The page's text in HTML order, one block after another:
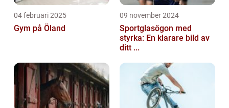
04 februari 2025
Gym på Öland
09 november 2024
Sportglasögon med
styrka: En klarare bild av
ditt ...